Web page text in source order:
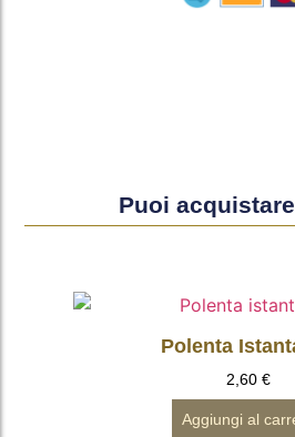
Puoi
Polenta
2,60 €
Aggiungi al